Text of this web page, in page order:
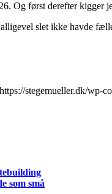
Og først derefter kigger
slet ikke havde
https://stegemueller.dk/wp-
som små